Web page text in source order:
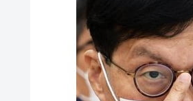
奇跡の毛色「白毛
Fact1 全て勝つといくら
Fact1 平成仮面ライダー
Fact1 発表から2日で大崩